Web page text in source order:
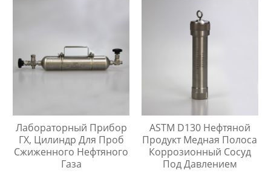
Лабораторный Прибор
ГХ, Цилиндр Для Проб
Сжиженного Нефтяного
Газа
ASTM D130 Нефтяной
Продукт Медная Полоса
Коррозионный Сосуд
Под Давлением